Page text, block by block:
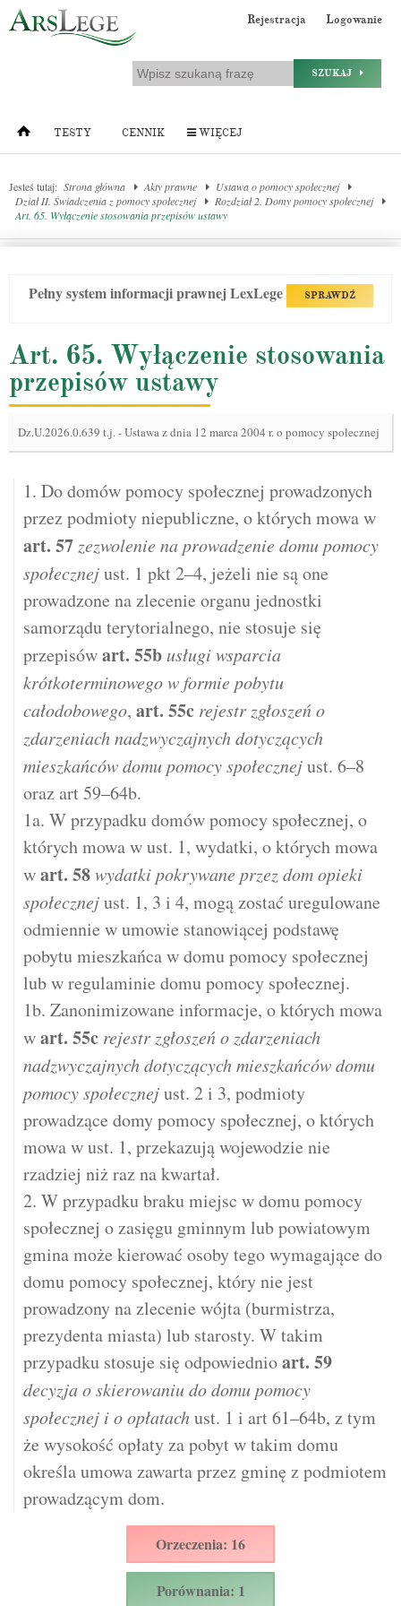
Rejestracja Logowanie
SZUKAJ
TESTY CENNIK WIĘCEJ
Jesteś tutaj: Strona główna Akty prawne
Ustawa o pomocy społecznej
Dział II. Świadczenia z pomocy społecznej
Rozdział 2. Domy pomocy społecznej
Art. 65. Wyłączenie stosowania przepisów ustawy
Pełny system informacji prawnej LexLege SPRAWDŹ
Art. 65. Wyłączenie stosowania
przepisów ustawy
Dz.U.2026.0.639 t.j.-Ustawa z dnia 12 marca 2004 r. o pomocy społecznej
1. Do domów pomocy społecznej prowadzonych
przez podmioty niepubliczne, o których mowa w
art. 57 zezwolenie na prowadzenie domu pomocy
społecznejust. 1 pkt 2–4, jeżeli nie są one
prowadzone na zlecenie organu jednostki
samorządu terytorialnego, nie stosuje się
przepisówart. 55b usługi wsparcia
krótkoterminowego w formie pobytu
całodobowego, art. 55c rejestr zgłoszeń o
zdarzeniach nadzwyczajnych dotyczących
mieszkańców domu pomocy społecznejust. 6–8
oraz art 59–64b.
1a. W przypadku domów pomocy społecznej, o
których mowa w ust. 1, wydatki, o których mowa
wart. 58wydatki pokrywane przez dom opieki
społecznejust. 1, 3 i 4, mogą zostać uregulowane
odmiennie w umowie stanowiącej podstawę
pobytu mieszkańca w domu pomocy społecznej
lub w regulaminie domu pomocy społecznej.
1b. Zanonimizowane informacje, o których mowa
wart. 55c rejestr zgłoszeń o zdarzeniach
nadzwyczajnych dotyczących mieszkańców domu
pomocy społecznejust. 2 i 3, podmioty
prowadzące domy pomocy społecznej, o których
mowa w ust. 1, przekazują wojewodzie nie
rzadziej niż raz na kwartał.
2. W przypadku braku miejsc w domu pomocy
społecznej o zasięgu gminnym lub powiatowym
gmina może kierować osoby tego wymagające do
domu pomocy społecznej, który nie jest
prowadzony na zlecenie wójta (burmistrza,
prezydenta miasta) lub starosty. W takim
przypadku stosuje się odpowiednioart. 59
decyzja o skierowaniu do domu pomocy
społecznej i o opłatachust. 1 i art 61–64b, z tym
że wysokość opłaty za pobyt w takim domu
określa umowa zawarta przez gminę z podmiotem
prowadzącym dom.
Orzeczenia: 16
Porównania: 1